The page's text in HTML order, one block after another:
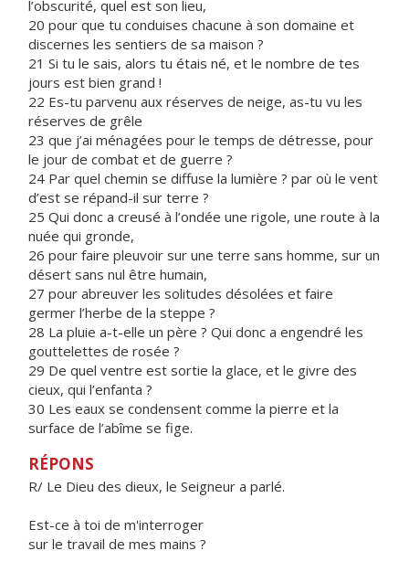
l’obscurité, quel est son lieu,
20 pour que tu conduises chacune à son domaine et
discernes les sentiers de sa maison ?
21 Si tu le sais, alors tu étais né, et le nombre de tes
jours est bien grand !
22 Es-tu parvenu aux réserves de neige, as-tu vu les
réserves de grêle
23 que j’ai ménagées pour le temps de détresse, pour
le jour de combat et de guerre ?
24 Par quel chemin se diffuse la lumière ? par où le vent
d’est se répand-il sur terre ?
25 Qui donc a creusé à l’ondée une rigole, une route à la
nuée qui gronde,
26 pour faire pleuvoir sur une terre sans homme, sur un
désert sans nul être humain,
27 pour abreuver les solitudes désolées et faire
germer l’herbe de la steppe ?
28 La pluie a-t-elle un père ? Qui donc a engendré les
gouttelettes de rosée ?
29 De quel ventre est sortie la glace, et le givre des
cieux, qui l’enfanta ?
30 Les eaux se condensent comme la pierre et la
surface de l’abîme se fige.
RÉPONS
R/ Le Dieu des dieux, le Seigneur a parlé.
Est-ce à toi de m'interroger
sur le travail de mes mains ?